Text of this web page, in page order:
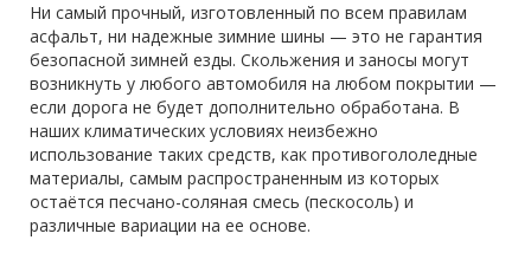
Ни самый прочный, изготовленный по всем правилам
асфальт, ни надежные зимние шины — это не гарантия
безопасной зимней езды. Скольжения и заносы могут
возникнуть у любого автомобиля на любом покрытии —
если дорога не будет дополнительно обработана. В
наших климатических условиях неизбежно
использование таких средств, как противогололедные
материалы, самым распространенным из которых
остаётся песчано-соляная смесь (пескосоль) и
различные вариации на ее основе.